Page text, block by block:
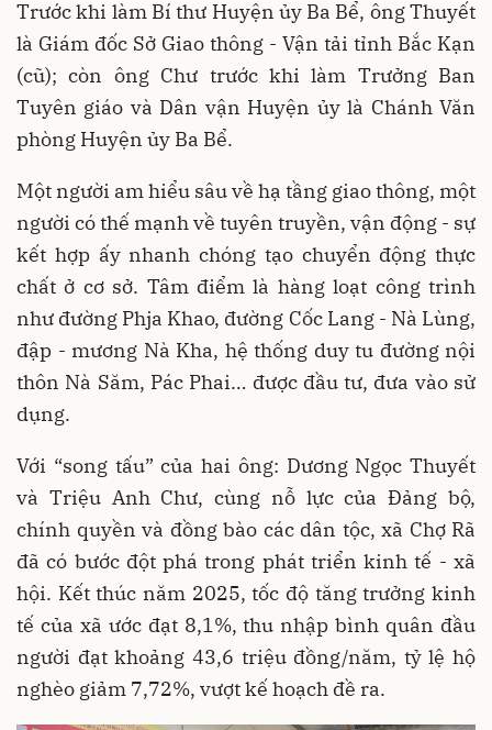
Trước khi làm Bí thư Huyện ủy Ba Bể, ông Thuyết
là Giám đốc Sở Giao thông - Vận tải tỉnh Bắc Kạn
(cũ); còn ông Chư trước khi làm Trưởng Ban
Tuyên giáo và Dân vận Huyện ủy là Chánh Văn
phòng Huyện ủy Ba Bể.
Một người am hiểu sâu về hạ tầng giao thông, một
người có thế mạnh về tuyên truyền, vận động - sự
kết hợp ấy nhanh chóng tạo chuyển động thực
chất ở cơ sở. Tâm điểm là hàng loạt công trình
như đường Phja Khao, đường Cốc Lang - Nà Lùng,
đập - mương Nà Kha, hệ thống duy tu đường nội
thôn Nà Săm, Pác Phai… được đầu tư, đưa vào sử
dụng.
Với “song tấu” của hai ông: Dương Ngọc Thuyết
và Triệu Anh Chư, cùng nỗ lực của Đảng bộ,
chính quyền và đồng bào các dân tộc, xã Chợ Rã
đã có bước đột phá trong phát triển kinh tế - xã
hội. Kết thúc năm 2025, tốc độ tăng trưởng kinh
tế của xã ước đạt 8,1%, thu nhập bình quân đầu
người đạt khoảng 43,6 triệu đồng/năm, tỷ lệ hộ
nghèo giảm 7,72%, vượt kế hoạch đề ra.